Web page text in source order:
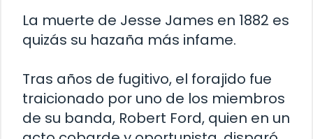
La muerte de Jesse James en 1882 es
quizás su hazaña más infame.
Tras años de fugitivo, el forajido fue
traicionado por uno de los miembros
de su banda, Robert Ford, quien en un